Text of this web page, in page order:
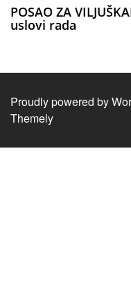
POSAO ZA
uslovi rada
Proudly powered by
Themely